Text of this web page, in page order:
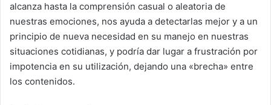
alcanza hasta la comprensión casual o aleatoria de
nuestras emociones, nos ayuda a detectarlas mejor y a un
principio de nueva necesidad en su manejo en nuestras
situaciones cotidianas, y podría dar lugar a frustración por
impotencia en su utilización, dejando una «brecha» entre
los contenidos.